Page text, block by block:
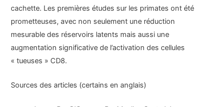
cachette. Les premières études sur les primates ont été
prometteuses, avec non seulement une réduction
mesurable des réservoirs latents mais aussi une
augmentation significative de l’activation des cellules
« tueuses » CD8.
Sources des articles (certains en anglais)